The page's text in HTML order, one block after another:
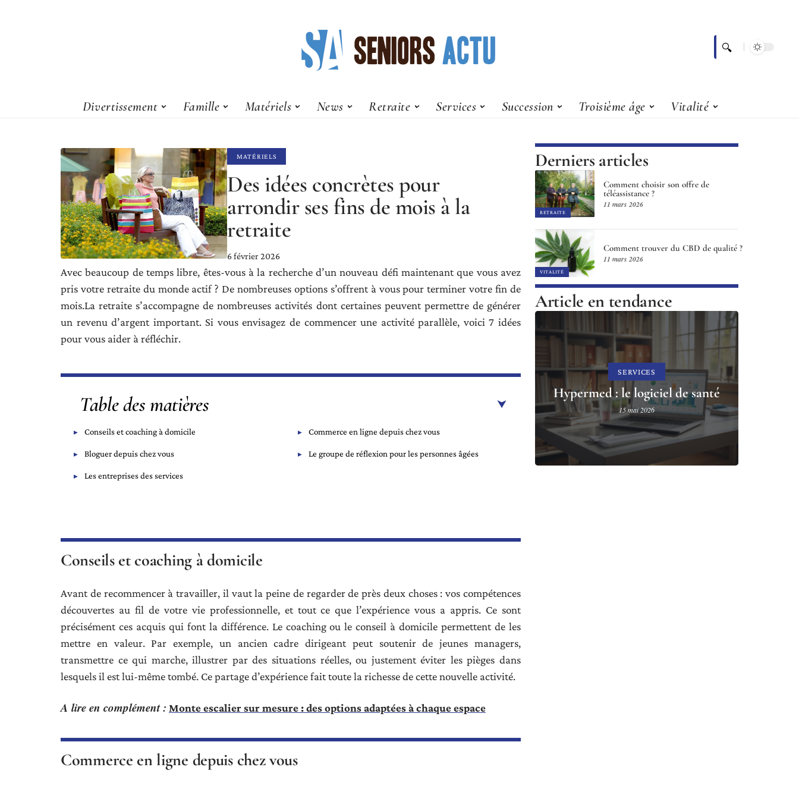
Divertissement Famille Matériels News Retraite Services Succession Troisième âge Vitalité
MATÉRIELS
Des idées concrètes pour
arrondir ses fins de mois à la
retraite
6 février 2026
Avec beaucoup de temps libre, êtes-vous à la recherche d’un nouveau défi maintenant que vous avez
pris votre retraite du monde actif ? De nombreuses options s’offrent à vous pour terminer votre fin de
mois.La retraite s’accompagne de nombreuses activités dont certaines peuvent permettre de générer
un revenu d’argent important. Si vous envisagez de commencer une activité parallèle, voici 7 idées
pour vous aider à réfléchir.
Table des matières
Conseils et coaching à domicile Commerce en ligne depuis chez vous
Bloguer depuis chez vous Le groupe de réflexion pour les personnes âgées
Les entreprises des services
Conseils et coaching à domicile
Avant de recommencer à travailler, il vaut la peine de regarder de près deux choses : vos compétences
découvertes au fil de votre vie professionnelle, et tout ce que l’expérience vous a appris. Ce sont
précisément ces acquis qui font la différence. Le coaching ou le conseil à domicile permettent de les
mettre en valeur. Par exemple, un ancien cadre dirigeant peut soutenir de jeunes managers,
transmettre ce qui marche, illustrer par des situations réelles, ou justement éviter les pièges dans
lesquels il est lui-même tombé. Ce partage d’expérience fait toute la richesse de cette nouvelle activité.
A lire en complément : Monte escalier sur mesure : des options adaptées à chaque espace
Commerce en ligne depuis chez vous
Derniers articles
RETRAITE
Comment choisir son offre de
téléassistance ?
11 mars 2026
VITALITÉ
Comment trouver du CBD de qualité ?
11 mars 2026
Article en tendance
SERVICES
Hypermed : le logiciel de santé
15 mai 2026